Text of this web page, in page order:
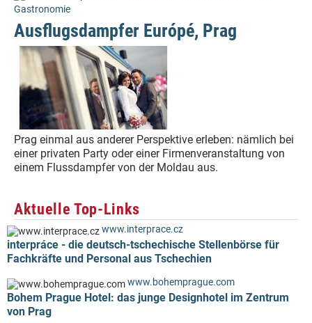
Gastronomie
Ausflugsdampfer Európé, Prag
Prag einmal aus anderer Perspektive erleben: nämlich bei
einer privaten Party oder einer Firmenveranstaltung von
einem Flussdampfer von der Moldau aus.
Aktuelle Top-Links
www.interprace.cz
interpráce - die deutsch-tschechische Stellenbörse für
Fachkräfte und Personal aus Tschechien
www.bohemprague.com
Bohem Prague Hotel: das junge Designhotel im Zentrum
von Prag